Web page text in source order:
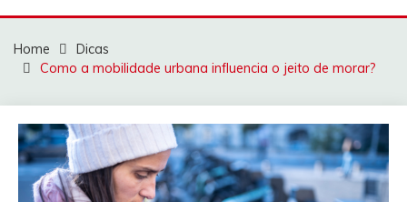
Home
Dicas
Como a mobilidade urbana influencia o jeito de morar?